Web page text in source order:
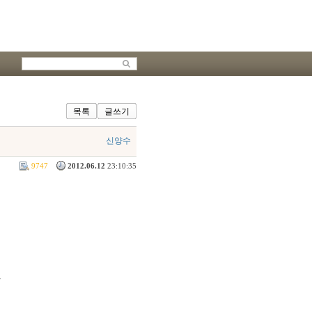
글쓰기
목록
신양수
2012.06.12 23:10:35
9747